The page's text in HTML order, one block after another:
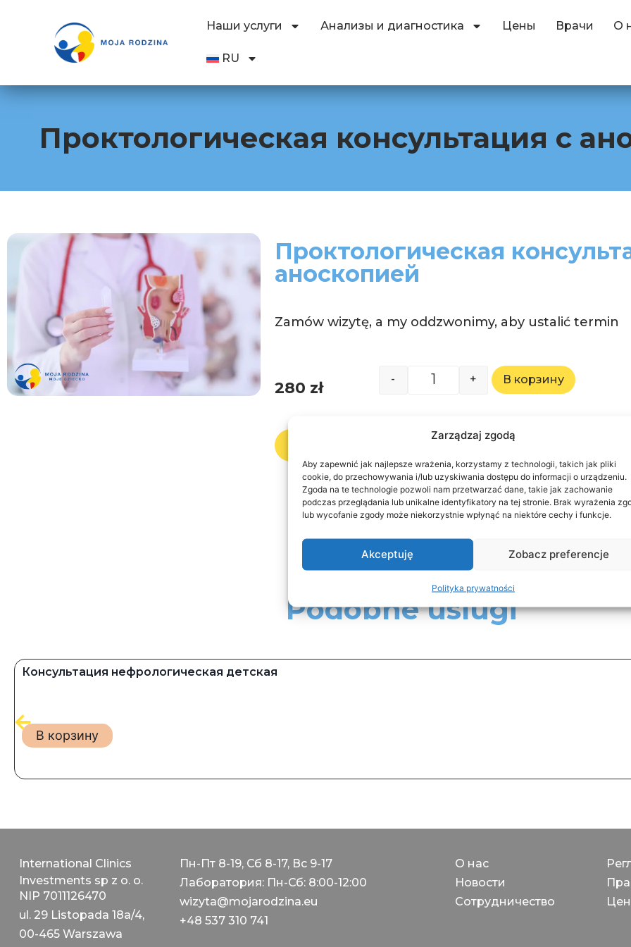
Zarządzaj zgodą
Aby zapewnić jak najlepsze wrażenia, korzystamy z technologii, takich jak pliki
cookie, do przechowywania i/lub uzyskiwania dostępu do informacji o urządzeniu.
Zgoda na te technologie pozwoli nam przetwarzać dane, takie jak zachowanie
podczas przeglądania lub unikalne identyfikatory na tej stronie. Brak wyrażenia
lub wycofanie zgody może niekorzystnie wpłynąć na niektóre cechy i funkcje.
Akceptuję Zobacz preferencje
Polityka prywatności
Наши услуги Анализы и диагностика Цены Врачи О
RU
Проктологическая консультация с
Проктологическая
аноскопией
Zamów wizytę, a my oddzwonimy, aby ustalić termin
280 zł - + В корзину
Zamów z płatnością w klinice
Podobne uslugi
Консультация нефрологическая детская
В корзину
International Clinics
Investments sp z o. o.
NIP 7011126470
ul. 29 Listopada 18a/4,
00-465 Warszawa
Пн-Пт 8-19, Сб 8-17, Вс 9-17
Лаборатория: Пн-Сб: 8:00-12:00
wizyta@mojarodzina.eu
+48 537 310 741
О нас
Новости
Сотрудничество